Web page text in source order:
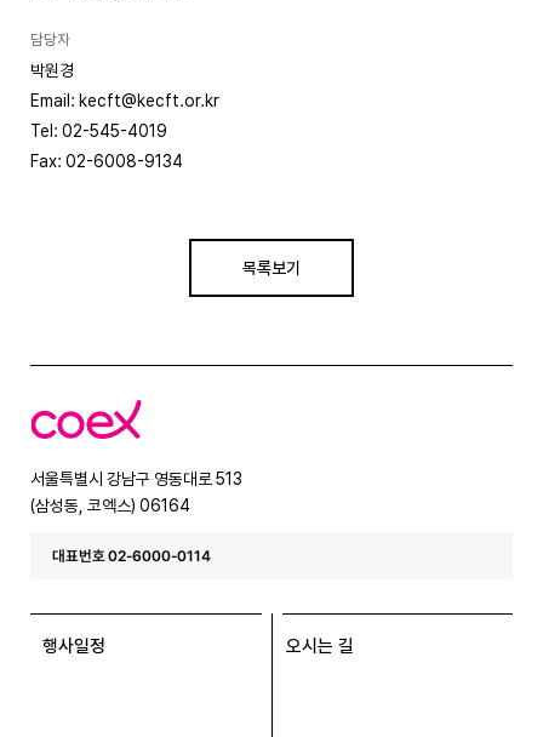
담당자
박원경
Email: kecft@kecft.or.kr
Tel: 02-545-4019
Fax: 02-6008-9134
목록보기
코
엑
서울특별시 강남구 영동대로 513
(삼성동, 코엑스) 06164
대표번호 02-6000-0114
행사일정 오시는 길